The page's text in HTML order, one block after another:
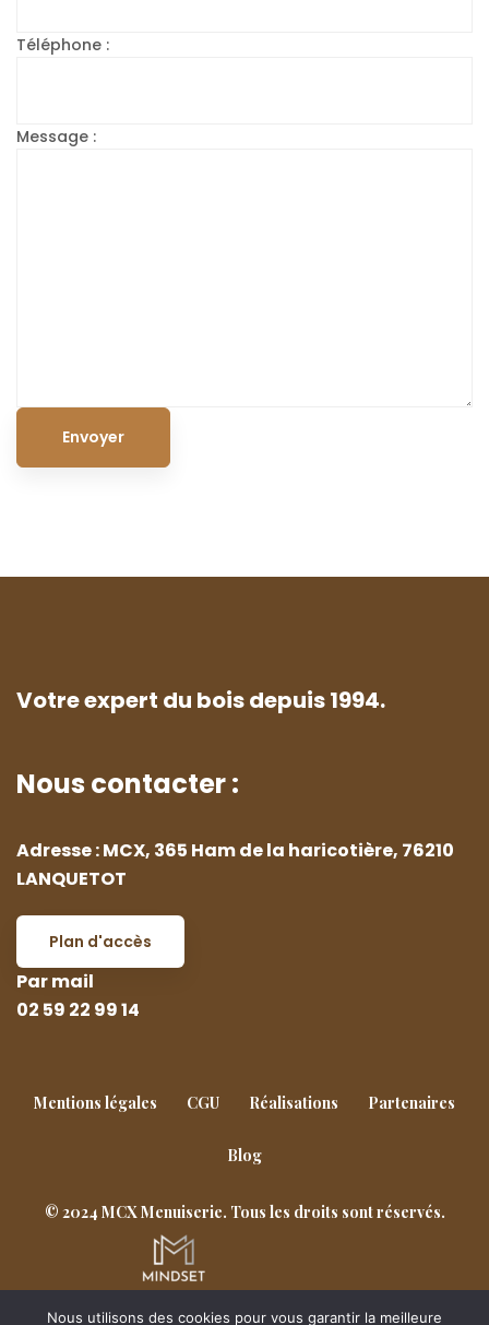
Téléphone :
Message :
Votre expert du bois depuis 1994.
Nous contacter :
Adresse : MCX, 365 Ham de la haricotière, 76210
LANQUETOT
Plan d'accès
Par mail
02 59 22 99 14
Mentions légales CGU Réalisations Partenaires
Blog
© 2024 MCX Menuiserie. Tous les droits sont réservés.
Nous utilisons des cookies pour vous garantir la meilleure